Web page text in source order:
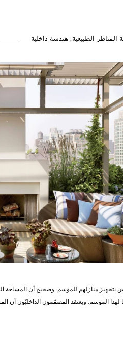
المناظر الطبيعية هندسة داخلية
بتجهيز منازلهم للموسم. وصحيح أن المساحة
الموسم. ويعتقد المصمّمون الداخليّون أن